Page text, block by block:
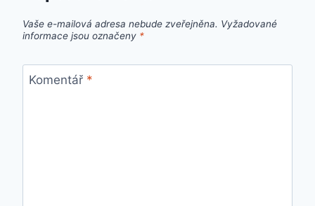
Vaše e-mailová adresa nebude zveřejněna. Vyžadované
informace jsou označeny *
Komentář *